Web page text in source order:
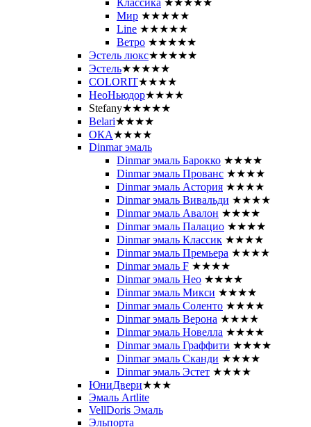
Мир ★★★★★
Line ★★★★★
Ветро ★★★★★
Эстель люкс★★★★★
Эстель★★★★★
COLORIT★★★★
НеоНьюдор★★★★
Stefany★★★★★
Belari★★★★
ОКА★★★★
Dinmar эмаль
Dinmar эмаль Барокко ★★★★
Dinmar эмаль Прованс ★★★★
Dinmar эмаль Астория ★★★★
Dinmar эмаль Вивальди ★★★★
Dinmar эмаль Авалон ★★★★
Dinmar эмаль Палацио ★★★★
Dinmar эмаль Классик ★★★★
Dinmar эмаль Премьера ★★★★
Dinmar эмаль F ★★★★
Dinmar эмаль Нео ★★★★
Dinmar эмаль Микси ★★★★
Dinmar эмаль Соленто ★★★★
Dinmar эмаль Верона ★★★★
Dinmar эмаль Новелла ★★★★
Dinmar эмаль Граффити ★★★★
Dinmar эмаль Сканди ★★★★
Dinmar эмаль Эстет ★★★★
ЮниДвери★★★
Эмаль Artlite
VellDoris Эмаль
Эльпорта